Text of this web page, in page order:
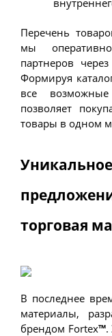
Перечень
мы
партнеров
Формируя
все
позволяет
товары в одном
торговая
В последнее
материалы,
брендом Fortex™.